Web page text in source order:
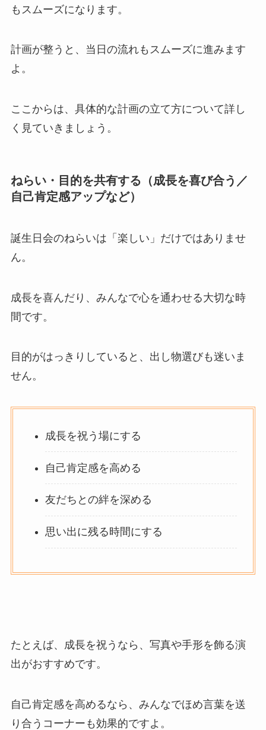
もスムーズになります。
計画が整うと、当日の流れもスムーズに進みます
よ。
ここからは、具体的な計画の立て方について詳し
く見ていきましょう。
ねらい・目的を共有する（成長を喜び合う／
自己肯定感アップなど）
誕生日会のねらいは「楽しい」だけではありませ
ん。
成長を喜んだり、みんなで心を通わせる大切な時
間です。
目的がはっきりしていると、出し物選びも迷いま
せん。
成長を祝う場にする
自己肯定感を高める
友だちとの絆を深める
思い出に残る時間にする
たとえば、成長を祝うなら、写真や手形を飾る演
出がおすすめです。
自己肯定感を高めるなら、みんなでほめ言葉を送
り合うコーナーも効果的ですよ。